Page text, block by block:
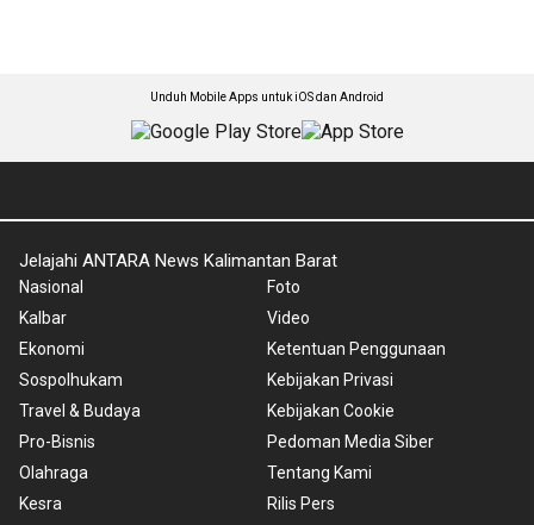
Unduh Mobile Apps untuk iOS dan Android
Jelajahi ANTARA News Kalimantan Barat
Nasional
Kalbar
Ekonomi
Sospolhukam
Travel & Budaya
Pro-Bisnis
Olahraga
Kesra
Foto
Video
Ketentuan Penggunaan
Kebijakan Privasi
Kebijakan Cookie
Pedoman Media Siber
Tentang Kami
Rilis Pers